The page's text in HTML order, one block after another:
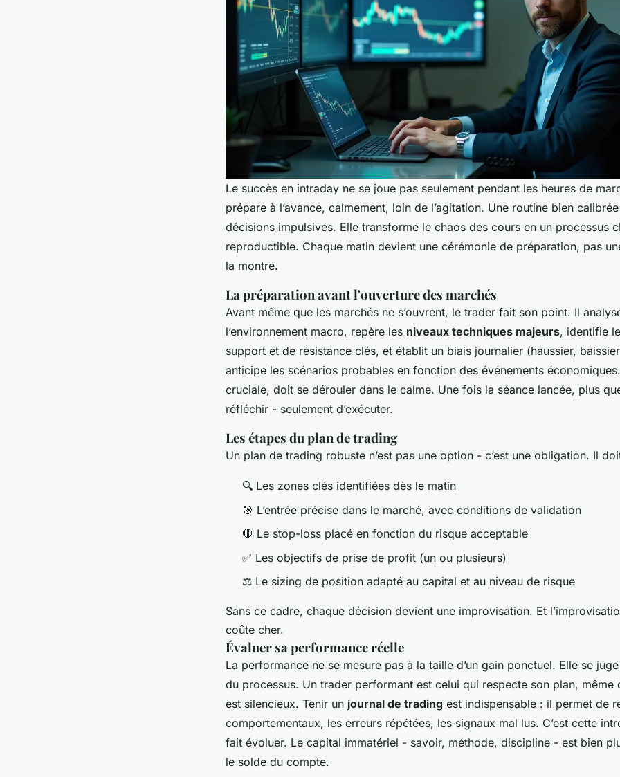
Le succès en intraday ne se joue pas seulement pendant les heures de
prépare à l’avance, calmement, loin de l’agitation. Une routine bien
décisions impulsives. Elle transforme le chaos des cours en un processus
reproductible. Chaque matin devient une cérémonie de préparation, pas
la montre.
La préparation avant l'ouverture des marchés
Avant même que les marchés ne s’ouvrent, le trader fait son point. Il
l’environnement macro, repère les niveaux techniques majeurs, identifie
support et de résistance clés, et établit un biais journalier (haussier,
anticipe les scénarios probables en fonction des événements
cruciale, doit se dérouler dans le calme. Une fois la séance lancée, plus
réfléchir - seulement d’exécuter.
Les étapes du plan de trading
Un plan de trading robuste n’est pas une option - c’est une obligation. Il
🔍 Les zones clés identifiées dès le matin
🎯 L’entrée précise dans le marché, avec conditions de validation
🛑 Le stop-loss placé en fonction du risque acceptable
✅ Les objectifs de prise de profit (un ou plusieurs)
⚖️ Le sizing de position adapté au capital et au niveau de risque
Sans ce cadre, chaque décision devient une improvisation. Et
coûte cher.
Évaluer sa performance réelle
La performance ne se mesure pas à la taille d’un gain ponctuel. Elle se
du processus. Un trader performant est celui qui respecte son plan, même
est silencieux. Tenir un journal de trading est indispensable : il permet de
comportementaux, les erreurs répétées, les signaux mal lus. C’est cette
fait évoluer. Le capital immatériel - savoir, méthode, discipline - est bien
le solde du compte.